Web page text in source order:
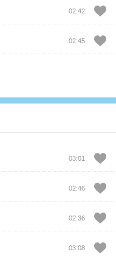
02:42
02:45
03:01
02:46
02:36
03:08